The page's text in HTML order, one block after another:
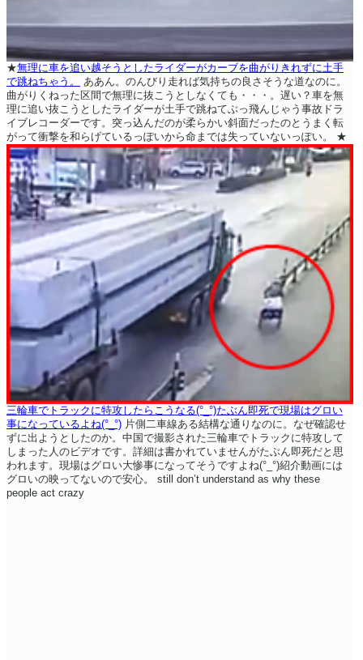
★無理に車を追い越そうとしたライダーがカーブを曲がりきれずに土手
で跳ねちゃう。
ああん。のんびり走れば気持ちの良さそうな道なのに。
曲がりくねった区間で無理に抜こうとしなくても・・・。遅い？車を無
理に追い抜こうとしたライダーが土手で跳ねてぶっ飛んじゃう事故ドラ
イブレコーダーです。突っ込んだのが柔らかい斜面だったのとうまく転
がって衝撃を和らげているっぽいから命までは失っていないっぽい。
★
三輪車でトラックに特攻したらこうなる(°_°)たぶん即死で現場はグロい
事になっているよね(°_°) 片側二車線ある結構な通りなのに。なぜ確認せ
ずに出ようとしたのか。中国で撮影された三輪車でトラックに特攻して
しまった人のビデオです。詳細は書かれていませんがたぶん即死だと思
われます。現場はグロい大惨事になってそうですよね(°_°)紹介動画には
グロいの映ってないので安心。
still don’t understand as why these
people act crazy